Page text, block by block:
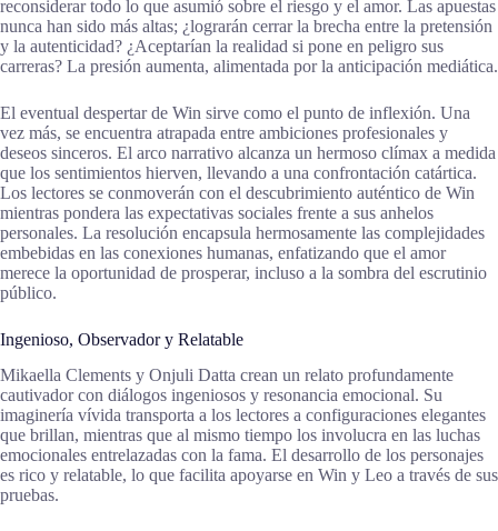
reconsiderar todo lo que asumió sobre el riesgo y el amor. Las apuestas
nunca han sido más altas; ¿lograrán cerrar la brecha entre la pretensión
y la autenticidad? ¿Aceptarían la realidad si pone en peligro sus
carreras? La presión aumenta, alimentada por la anticipación mediática.
El eventual despertar de Win sirve como el punto de inflexión. Una
vez más, se encuentra atrapada entre ambiciones profesionales y
deseos sinceros. El arco narrativo alcanza un hermoso clímax a medida
que los sentimientos hierven, llevando a una confrontación catártica.
Los lectores se conmoverán con el descubrimiento auténtico de Win
mientras pondera las expectativas sociales frente a sus anhelos
personales. La resolución encapsula hermosamente las complejidades
embebidas en las conexiones humanas, enfatizando que el amor
merece la oportunidad de prosperar, incluso a la sombra del escrutinio
público.
Ingenioso, Observador y Relatable
Mikaella Clements y Onjuli Datta crean un relato profundamente
cautivador con diálogos ingeniosos y resonancia emocional. Su
imaginería vívida transporta a los lectores a configuraciones elegantes
que brillan, mientras que al mismo tiempo los involucra en las luchas
emocionales entrelazadas con la fama. El desarrollo de los personajes
es rico y relatable, lo que facilita apoyarse en Win y Leo a través de sus
pruebas.